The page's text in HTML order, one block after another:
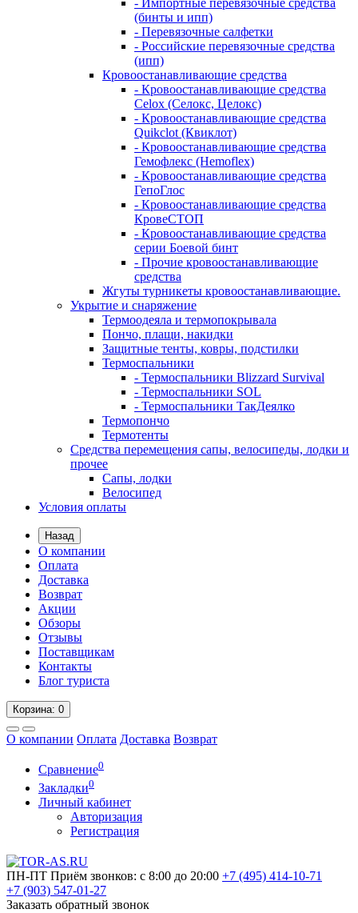
- Импортные перевязочные средства
(бинты и ипп)
- Перевязочные салфетки
- Российские перевязочные средства
(ипп)
Кровоостанавливающие средства
- Кровоостанавливающие средства
Celox (Селокс, Целокс)
- Кровоостанавливающие средства
Quikclot (Квиклот)
- Кровоостанавливающие средства
Гемофлекс (Hemoflex)
- Кровоостанавливающие средства
ГепоГлос
- Кровоостанавливающие средства
КровеСТОП
- Кровоостанавливающие средства
серии Боевой бинт
- Прочие кровоостанавливающие
средства
Жгуты турникеты кровоостанавливающие.
Укрытие и снаряжение
Термоодеяла и термопокрывала
Пончо, плащи, накидки
Защитные тенты, ковры, подстилки
Термоспальники
- Термоспальники Blizzard Survival
- Термоспальники SOL
- Термоспальники ТакДеялко
Термопончо
Термотенты
Средства перемещения сапы, велосипеды, лодки и
прочее
Сапы, лодки
Велосипед
Условия оплаты
Назад
О компании
Оплата
Доставка
Возврат
Акции
Обзоры
Отзывы
Поставщикам
Контакты
Блог туриста
Корзина: 0
О компании Оплата Доставка Возврат
Сравнение0
Закладки0
Личный кабинет
Авторизация
Регистрация
ПН-ПТ Приём звонков: с 8:00 до 20:00 +7 (495) 414-10-71
+7 (903) 547-01-27
Заказать обратный звонок